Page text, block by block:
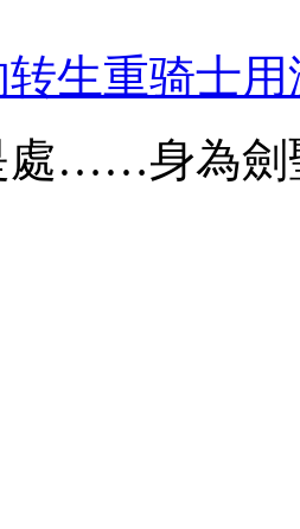
生重骑士
處……身為劍